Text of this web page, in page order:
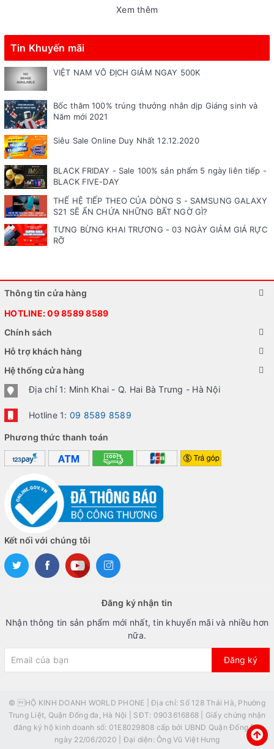
Xem thêm
Tin Khuyến mãi
VIỆT NAM VÔ ĐỊCH GIẢM NGAY 500K
Bốc thăm 100% trúng thưởng nhân dịp Giáng sinh và
Năm mới 2021
Siêu Sale Online Duy Nhất 12.12.2020
BLACK FRIDAY - Sale 100% sản phẩm 5 ngày liên tiếp -
BLACK FIVE-DAY
THẾ HỆ TIẾP THEO CỦA DÒNG S - SAMSUNG GALAXY
S21 SẼ ẨN CHỨA NHỮNG BẤT NGỜ GÌ?
TƯNG BỪNG KHAI TRƯƠNG - 03 NGÀY GIẢM GIÁ RỰC
RỠ
Thông tin cửa hàng
HOTLINE:09 8589 8589
Chính sách
Hỗ trợ khách hàng
Hệ thống cửa hàng
Địa chỉ 1: Minh Khai - Q. Hai Bà Trưng - Hà Nội
Hotline 1: 09 8589 8589
Phương thức thanh toán
Kết nối với chúng tôi
Đăng ký nhận tin
Nhận thông tin sản phẩm mới nhất, tin khuyến mãi và nhiều hơn
nữa.
Đăng ký
© HỘ KINH DOANH WORLD PHONE | Địa chỉ: Số 128 Thái Hà, Phường
Trung Liệt, Quận Đống đa, Hà Nội | SĐT: 0903616868 | Giấy chứng nhận
đăng ký hộ kinh doanh số: 01E8029808 cấp bởi UBND Quận Đống Đa
ngày 22/06/2020 | Đại diện: Ông Vũ Việt Hưng